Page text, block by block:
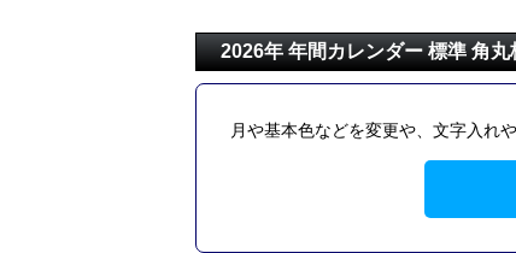
2026年 年間カレンダー 標準 角
月や基本色などを変更や、文字入れ